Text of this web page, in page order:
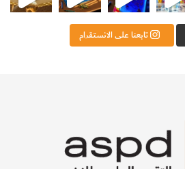
تابعنا على الانستقرام